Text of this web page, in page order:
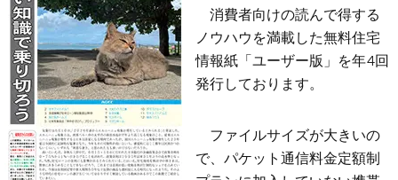
消費者向けの読んで得する
ノウハウを満載した無料住宅
情報紙「ユーザー版」を年4回
発行しております。
ファイルサイズが大きいの
で、パケット通信料金定額制